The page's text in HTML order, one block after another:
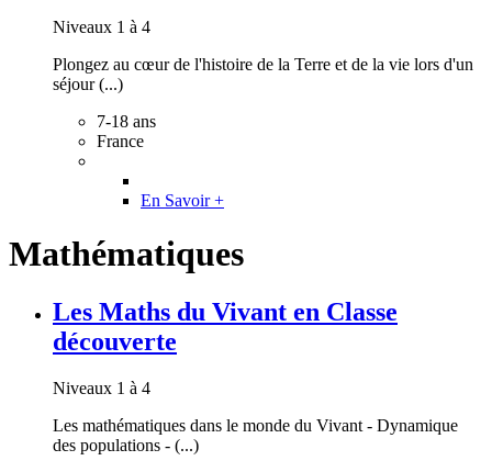
Niveaux 1 à 4
Plongez au cœur de l'histoire de la Terre et de la vie lors d'un
séjour (...)
7-18 ans
France
En Savoir +
Mathématiques
Les Maths du Vivant en Classe
découverte
Niveaux 1 à 4
Les mathématiques dans le monde du Vivant - Dynamique
des populations - (...)